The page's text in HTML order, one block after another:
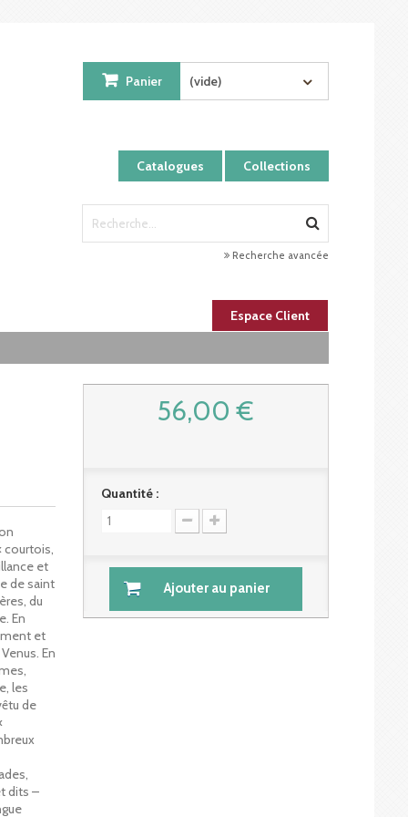
Catalogues Collections
Panier (vide)
Recherche avancée
Espace Client
courtois,
et
de saint
du
En
et
En
les
de
dits –
56,00 €
Quantité :
Ajouter au panier